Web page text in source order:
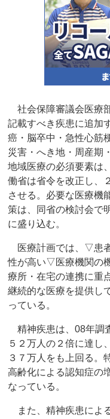
社会保障審議会医療
記載すべき疾患に追加
癌・脳卒中・急性心筋
災害・へき地・周産期
地域医療の必須要素は
働省は省令を改正し、
させる。必要な医療機
策は、同省の検討会で
に盛り込む。
医療計画では、▽患
性が高い▽医療機関の
療所・在宅の連携に
継続的な医療を提供し
っている。
精神疾患は、08年調
５２万人の２倍に達し
３７万人をも上回る。
高齢化による認知症の
なっている。
また、精神疾患によ